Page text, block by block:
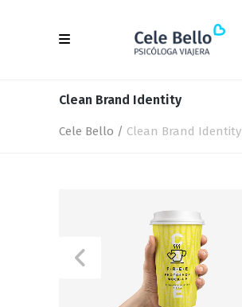
Clean Brand Identity
Cele Bello / Clean Brand Identity